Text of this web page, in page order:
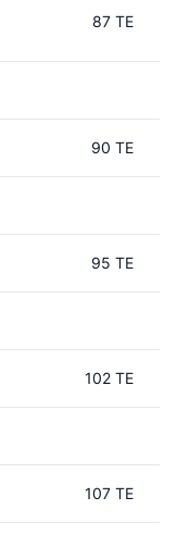
87 TE
90 TE
95 TE
102 TE
107 TE